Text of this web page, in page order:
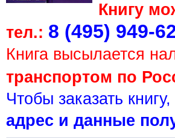
Книгу
тел.: 8 (495) 949-
Книга высылается
транспортом по
Чтобы заказать
адрес и данные